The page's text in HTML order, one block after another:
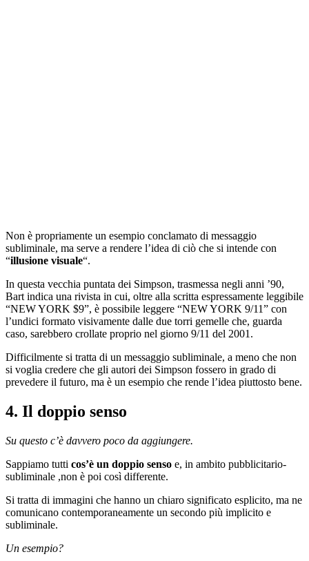
Non è propriamente un esempio conclamato di messaggio
subliminale, ma serve a rendere l’idea di ciò che si intende con
“illusione visuale“.
In questa vecchia puntata dei Simpson, trasmessa negli anni ’90,
Bart indica una rivista in cui, oltre alla scritta espressamente leggibile
“NEW YORK $9”, è possibile leggere “NEW YORK 9/11” con
l’undici formato visivamente dalle due torri gemelle che, guarda
caso, sarebbero crollate proprio nel giorno 9/11 del 2001.
Difficilmente si tratta di un messaggio subliminale, a meno che non
si voglia credere che gli autori dei Simpson fossero in grado di
prevedere il futuro, ma è un esempio che rende l’idea piuttosto bene.
4. Il doppio senso
Su questo c’è davvero poco da aggiungere.
Sappiamo tutti cos’è un doppio senso e, in ambito pubblicitario-
subliminale ,non è poi così differente.
Si tratta di immagini che hanno un chiaro significato esplicito, ma ne
comunicano contemporaneamente un secondo più implicito e
subliminale.
Un esempio?